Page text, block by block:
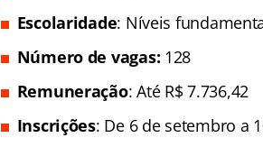
Escolaridade: Níveis
Número de vagas: 128
Remuneração: Até R$ 7.736,42
Inscrições: De 6 de setembro a